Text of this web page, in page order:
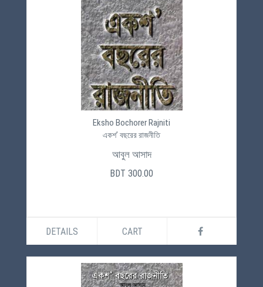
Eksho Bochorer Rajniti
একশ’ বছরের রাজনীতি
আবুল আসাদ
BDT 300.00
DETAILS CART